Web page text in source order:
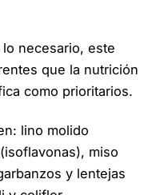
necesario, este
que la nutrición
como prioritarios.
lino molido
miso
y lentejas